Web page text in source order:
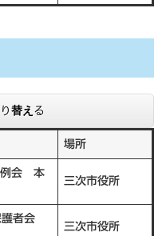
替える
場所
例会 本
三次市役所
護者会
三次市役所